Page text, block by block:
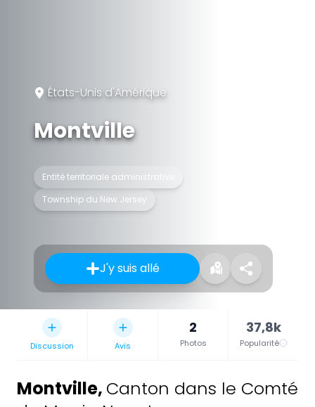
États-Unis d'Amérique
Montville
Entité territoriale administrative
Township du New Jersey
J'y suis allé
Discussion Avis
2
Photos
37,8k
Popularité
Montville, Canton dans le Comté